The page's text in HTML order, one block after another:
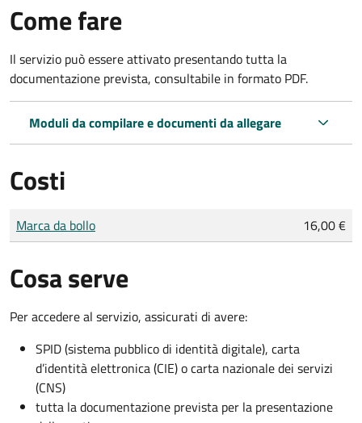
Come fare
Il servizio può essere attivato presentando tutta la
documentazione prevista, consultabile in formato PDF.
Moduli da compilare e documenti da allegare
Costi
Tipo di pagamento
Importo
Marca da bollo 16,00 €
Cosa serve
Per accedere al servizio, assicurati di avere:
SPID (sistema pubblico di identità digitale), carta
d’identità elettronica (CIE) o carta nazionale dei servizi
(CNS)
tutta la documentazione prevista per la presentazione